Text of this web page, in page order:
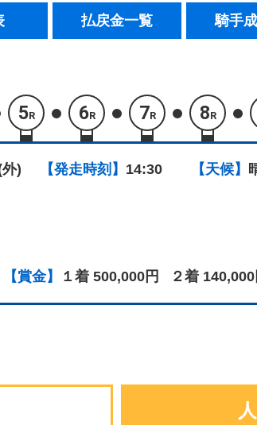
払戻金一覧 騎手
5R 6R 7R 8R
(外) 【発走時刻】 14:30 【天候】
【賞金】 １着 500,000円 ２着 140,000